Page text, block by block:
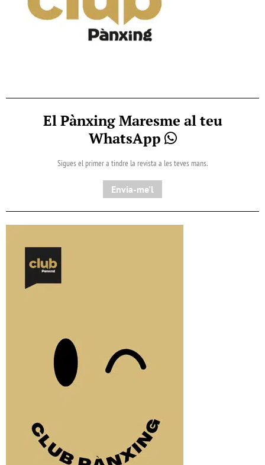
El Pànxing Maresme al teu
WhatsApp
Sigues el primer a tindre la revista a les teves mans.
Envia-me'l